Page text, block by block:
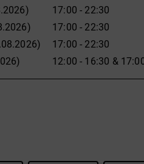
17:00 - 22:30
17:00 - 22:30
17:00 - 22:30
12:00 - 16:30 &